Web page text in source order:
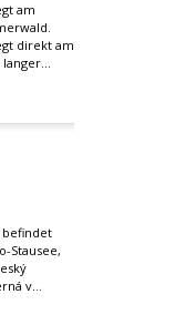
am
direkt am
befindet
Stausee,
v...